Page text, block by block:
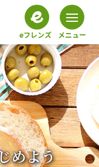
eフレンズ メニュー
めよう